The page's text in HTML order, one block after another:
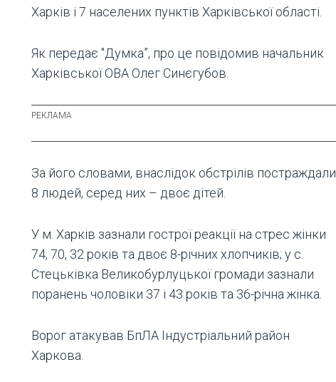
Харків і 7 населених пунктів Харківської області.
Як передає "Думка”, про це повідомив начальник
Харківської ОВА Олег Синєгубов.
За його словами, внаслідок обстрілів постраждали
8 людей, серед них – двоє дітей.
У м. Харків зазнали гострої реакції на стрес жінки
74, 70, 32 років та двоє 8-річних хлопчиків; у с.
Стецьківка Великобурлуцької громади зазнали
поранень чоловіки 37 і 43 років та 36-річна жінка.
Ворог атакував БпЛА Індустріальний район
Харкова.